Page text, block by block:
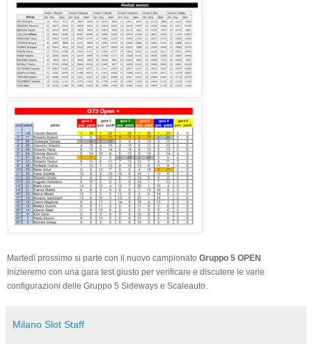
Martedì prossimo si parte con il nuovo campionato Gruppo 5 OPEN
Inizieremo con una gara test giusto per verificare e discutere le varie
configurazioni delle Gruppo 5 Sideways e Scaleauto.
Milano Slot Staff